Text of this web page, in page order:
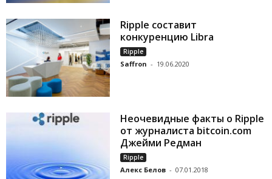
Ripple составит
конкуренцию Libra
Ripple
Saffron - 19.06.2020
Неочевидные факты о Ripple
от журналиста bitcoin.com
Джейми Редман
Ripple
Алекс Белов - 07.01.2018